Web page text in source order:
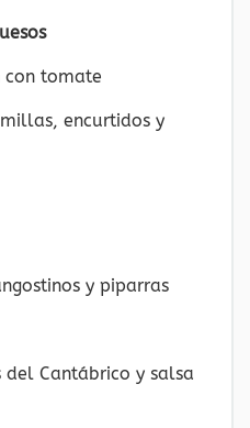
con tomate
encurtidos y
y piparras
del Cantábrico y salsa